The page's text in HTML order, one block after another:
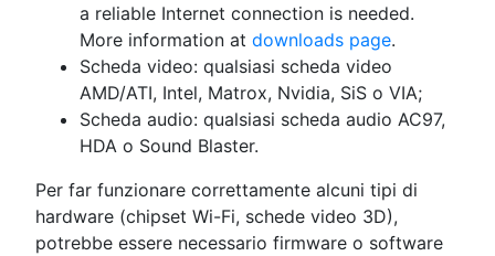
a reliable Internet connection is needed.
More information at downloads page.
Scheda video: qualsiasi scheda video
AMD/ATI, Intel, Matrox, Nvidia, SiS o VIA;
Scheda audio: qualsiasi scheda audio AC97,
HDA o Sound Blaster.
Per far funzionare correttamente alcuni tipi di
hardware (chipset Wi-Fi, schede video 3D),
potrebbe essere necessario firmware o software